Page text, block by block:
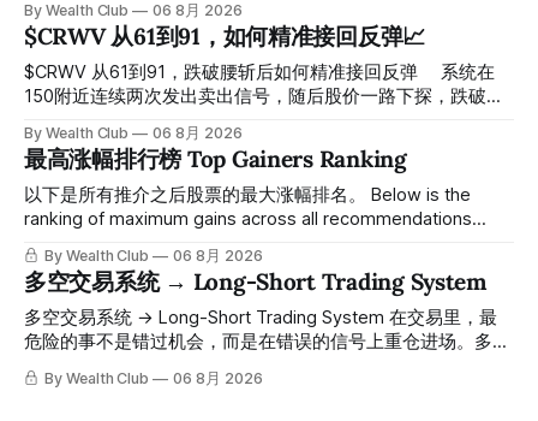
工干预，无需猜顶猜底，系统结合大数据自动帮你读懂市场情
绪与资金流向的转折点。 ⠀ 想要使用同款买卖信号交易系统
指标，以及更多核心名单、深度研究报告、交易机会 :
thewealthclub.vip
By Wealth Club 06 8月 2026
$CRWV 从61到91，如何精准接回反弹📈
$CRWV 从61到91，跌破腰斩后如何精准接回反弹 ⠀ 系统在
150附近连续两次发出卖出信号，随后股价一路下探，跌破
61附近精准打出Breakout突破信号。 ⠀ 从突破点起算，股价
一路反弹，最高触及91，涨幅接近50%。 ⠀ 今天股价小幅回
调5.07%，收报85.33，仍然稳稳站在突破位置上方。 ⠀ 很多
人觉得交易辛苦，是因为把时间都花在自己画线、盯盘、分析
点。 ⠀ 而这套系统，已经帮你把大数据全部跑过一遍，市场
情绪、资金流向、趋势反转位置，全部自动分析整合，直接把
高胜率信号推送到你面前。 ⠀ 你需要做的，只是准备好一份
自己喜欢的公司清单，剩下的分析交给系统。 ⠀ 交易，本该
标，以及更多核心名单、深度研究报告、交易机会 :
By Wealth Club 06 8月 2026
最高涨幅排行榜 Top Gainers Ranking
以下是所有推介之后股票的最大涨幅排名。 Below is the
ranking of maximum gains across all recommendations
since inclusion. 统计区间为2025年11月1日至2026年7月12
日。所有推介的入场价、目标价及推介日期，均在对应期数
「交易机会」文章发布时同步公开，时间戳可完整溯源，付费
会员随时可交叉核实。 The tracking period covers
November 1, 2025 to July 12, 2026. All entry prices, price
simultaneously in the corresponding "Trading Ideas"
By Wealth Club 06 8月 2026
多空交易系统 → Long-Short Trading System
多空交易系统 → Long-Short Trading System 在交易里，最
危险的事不是错过机会，而是在错误的信号上重仓进场。多空
交易系统真正高胜率的交易，把最高确信度的市场结构，直接
呈现在你的图表上。 无需成为图表专家，强大的算法自动为
By Wealth Club 06 8月 2026